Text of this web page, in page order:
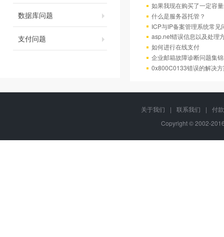
数据库问题
支付问题
如果我现在购买了一定容
什么是服务器托管？
ICP与IP备案管理系统常见
asp.net错误信息以及处理
如何进行在线支付
企业邮箱故障诊断问题集锦
0x800C0133错误的解决
关于我们 | 联系我们 |
付
Copyright © 2002-